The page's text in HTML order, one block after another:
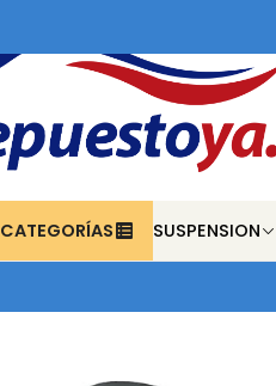
CATEGORÍAS SUSPENSION